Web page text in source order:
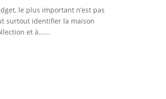
le plus important n’est pas
surtout identifier la maison
et à......